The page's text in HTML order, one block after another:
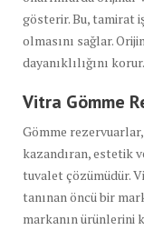
gösterir. Bu, tamirat
olmasını sağlar.
dayanıklılığını korur.
Vitra Gömme
Gömme
kazandıran, estetik
tuvalet çözümüdür.
tanınan öncü bir
markanın ürünlerini